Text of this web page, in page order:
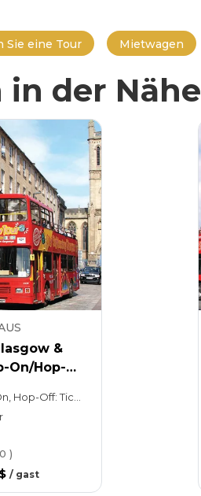
Sie eine Tour Mietwagen
in der Nähe
&
On/Hop-
Hop-On, Hop-Off: 1 Tag oder 2 Tage (nach Wahl).
0 )
/ gast